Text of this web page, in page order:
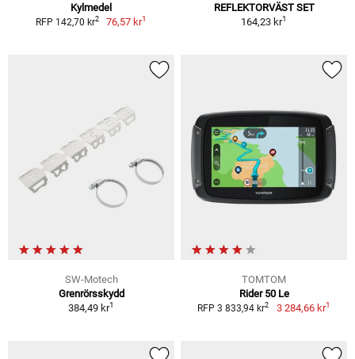
Kylmedel
RFP 142,70 kr2 76,57 kr1
REFLEKTORVÄST SET
164,23 kr1
SW-Motech
Grenrörsskydd
384,49 kr1
TOMTOM
Rider 50 Le
RFP 3 833,94 kr2 3 284,66 kr1